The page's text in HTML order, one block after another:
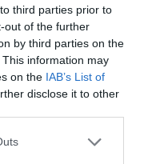
third parties prior to
out of the further
by third parties on the
This information may
on the IAB’s List of
disclose it to other
dos cepas específicas:
el Instituto Pasteur, esta
por vía oral se
inhibe el crecimiento de las
internacionales